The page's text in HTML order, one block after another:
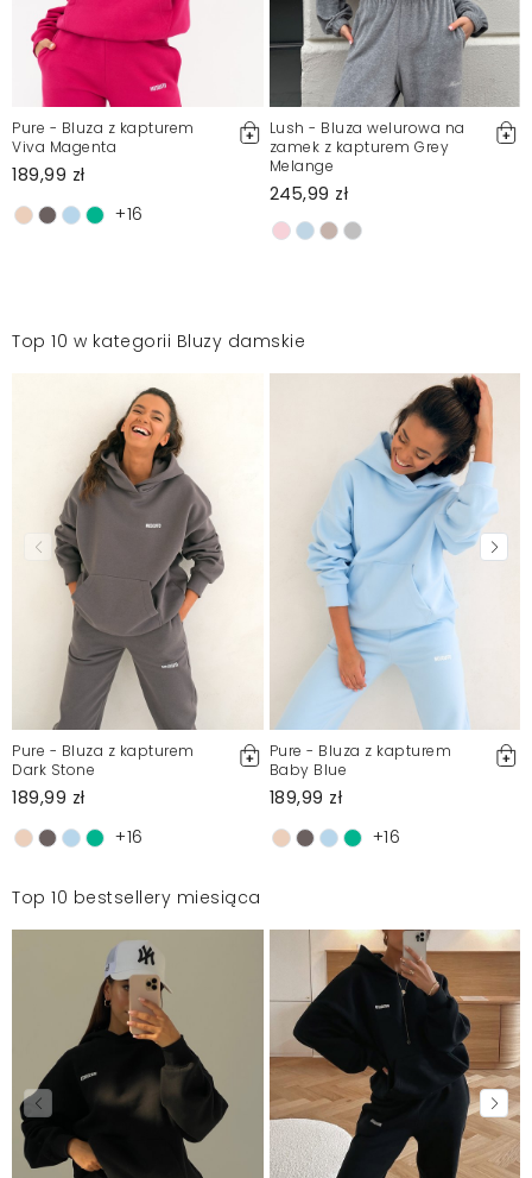
Pure - Bluza z kapturem
Viva Magenta
189,99 zł
+16
Lush - Bluza welurowa na
zamek z kapturem Grey
Melange
245,99 zł
Top 10 w kategorii Bluzy damskie
Pure - Bluza z kapturem
Dark Stone
189,99 zł
+16
Pure - Bluza z kapturem
Baby Blue
189,99 zł
+16
Top 10 bestsellery miesiąca